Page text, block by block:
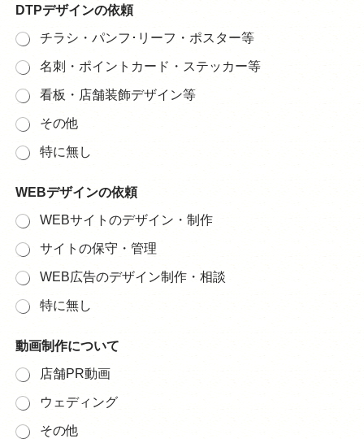
DTPデザインの依頼
チラシ・パンフ･リーフ・ポスター等
名刺・ポイントカード・ステッカー等
看板・店舗装飾デザイン等
その他
特に無し
WEBデザインの依頼
WEBサイトのデザイン・制作
サイトの保守・管理
WEB広告のデザイン制作・相談
特に無し
動画制作について
店舗PR動画
ウェディング
その他